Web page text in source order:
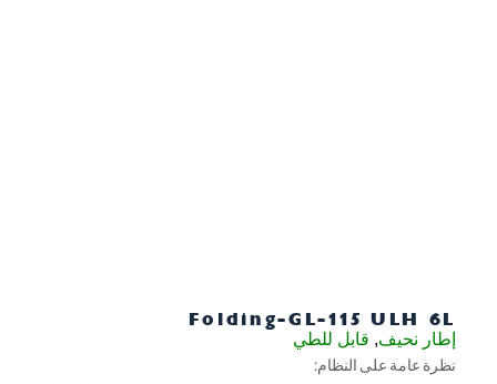
Folding-GL-115 ULH 6L
إطار نحيف, قابل للطي
نظرة عامة على النظام: